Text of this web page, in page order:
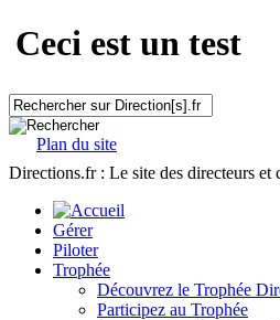
Ceci est un test
Plan du site
Directions.fr : Le site des directeurs et
Gérer
Piloter
Trophée
Découvrez le Trophée
Participez au Trophée